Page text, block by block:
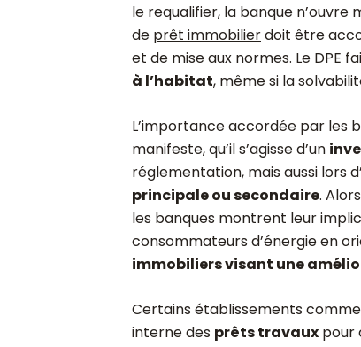
le requalifier, la banque n’ouvre
de prêt immobilierdoit être
et de mise aux normes. Le DPE
à l’habitat, même si la
L’importance accordée par les
manifeste, qu’il s’agisse d’un
réglementation, mais aussi lors
principale ou secondaire.
les banques montrent leur
consommateurs d’énergie en
immobiliers visant une
Certains établissements
interne des prêts travaux pour